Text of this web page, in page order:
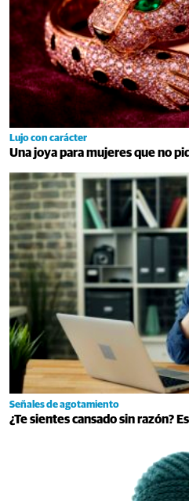
Lujo con carácter
Una joya para mujeres que no
Señales de agotamiento
¿Te sientes cansado sin razón?